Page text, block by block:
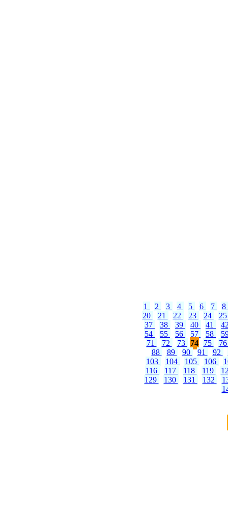
1 2 3 4 5 6 7
8
20
21 22 23 24
37
38 39 40 41
54
55 56 57 58
71
72 73 74 75
88
89 90 91 92
103
104 105 106
116
117 118 119
129
130 131 132